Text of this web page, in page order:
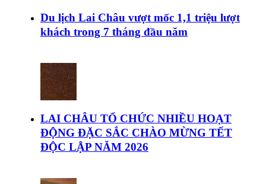
Du lịch Lai Châu vượt mốc 1,1 triệu lượt
khách trong 7 tháng đầu năm
LAI CHÂU TỔ CHỨC NHIỀU HOẠT
ĐỘNG ĐẶC SẮC CHÀO MỪNG TẾT
ĐỘC LẬP NĂM 2026